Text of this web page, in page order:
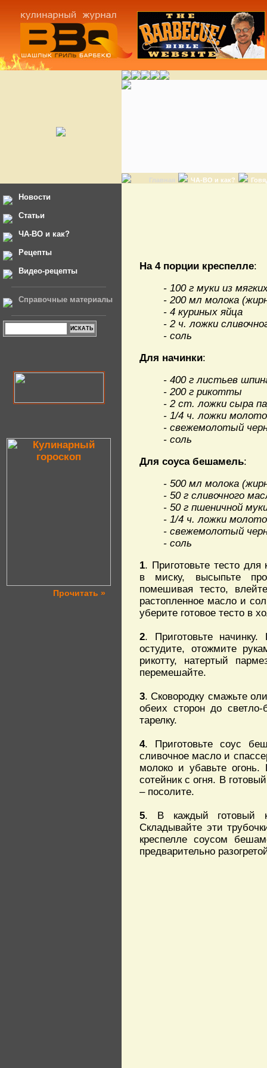
Главная ЧА-ВО и как?
Новости
Статьи
ЧА-ВО и как?
Рецепты
Видео-рецепты
Справочные материалы
Прочитать »
На 4 порции креспелле:
- 100 г муки из
- 200 мл молока
- 4 куриных яйца
- 2 ч. ложки
- соль
Для начинки:
- 400 г листьев
- 200 г рикотты
- 2 ст. ложки сыра
- 1/4 ч. ложки
- свежемолотый
- соль
Для соуса бешамель:
- 500 мл молока
- 50 г сливочного
- 50 г пшеничной
- 1/4 ч. ложки
- свежемолотый
- соль
1. Приготовьте тесто
в миску, высыпьте
помешивая тесто,
растопленное масло и
уберите готовое тесто в
2. Приготовьте
остудите, отожмите
рикотту, натертый
перемешайте.
3. Сковородку смажьте
обеих сторон до светло-
тарелку.
4. Приготовьте соус
сливочное масло и
молоко и убавьте
сотейник с огня. В
– посолите.
5. В каждый готовый
Складывайте эти
креспелле соусом
предварительно